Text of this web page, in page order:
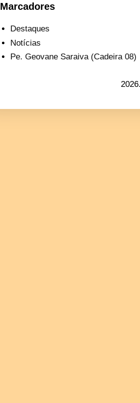
Marcadores
Destaques
Notícias
Pe. Geovane Saraiva (Cadeira 08)